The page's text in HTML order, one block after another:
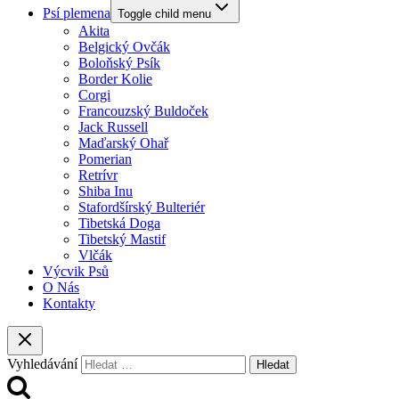
Psí plemena Toggle child menu
Akita
Belgický Ovčák
Boloňský Psík
Border Kolie
Corgi
Francouzský Buldoček
Jack Russell
Maďarský Ohař
Pomerian
Retrívr
Shiba Inu
Stafordšírský Bulteriér
Tibetská Doga
Tibetský Mastif
Vlčák
Výcvik Psů
O Nás
Kontakty
Vyhledávání